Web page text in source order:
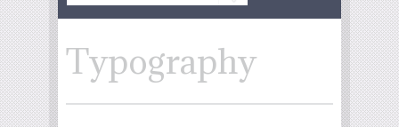
Typography